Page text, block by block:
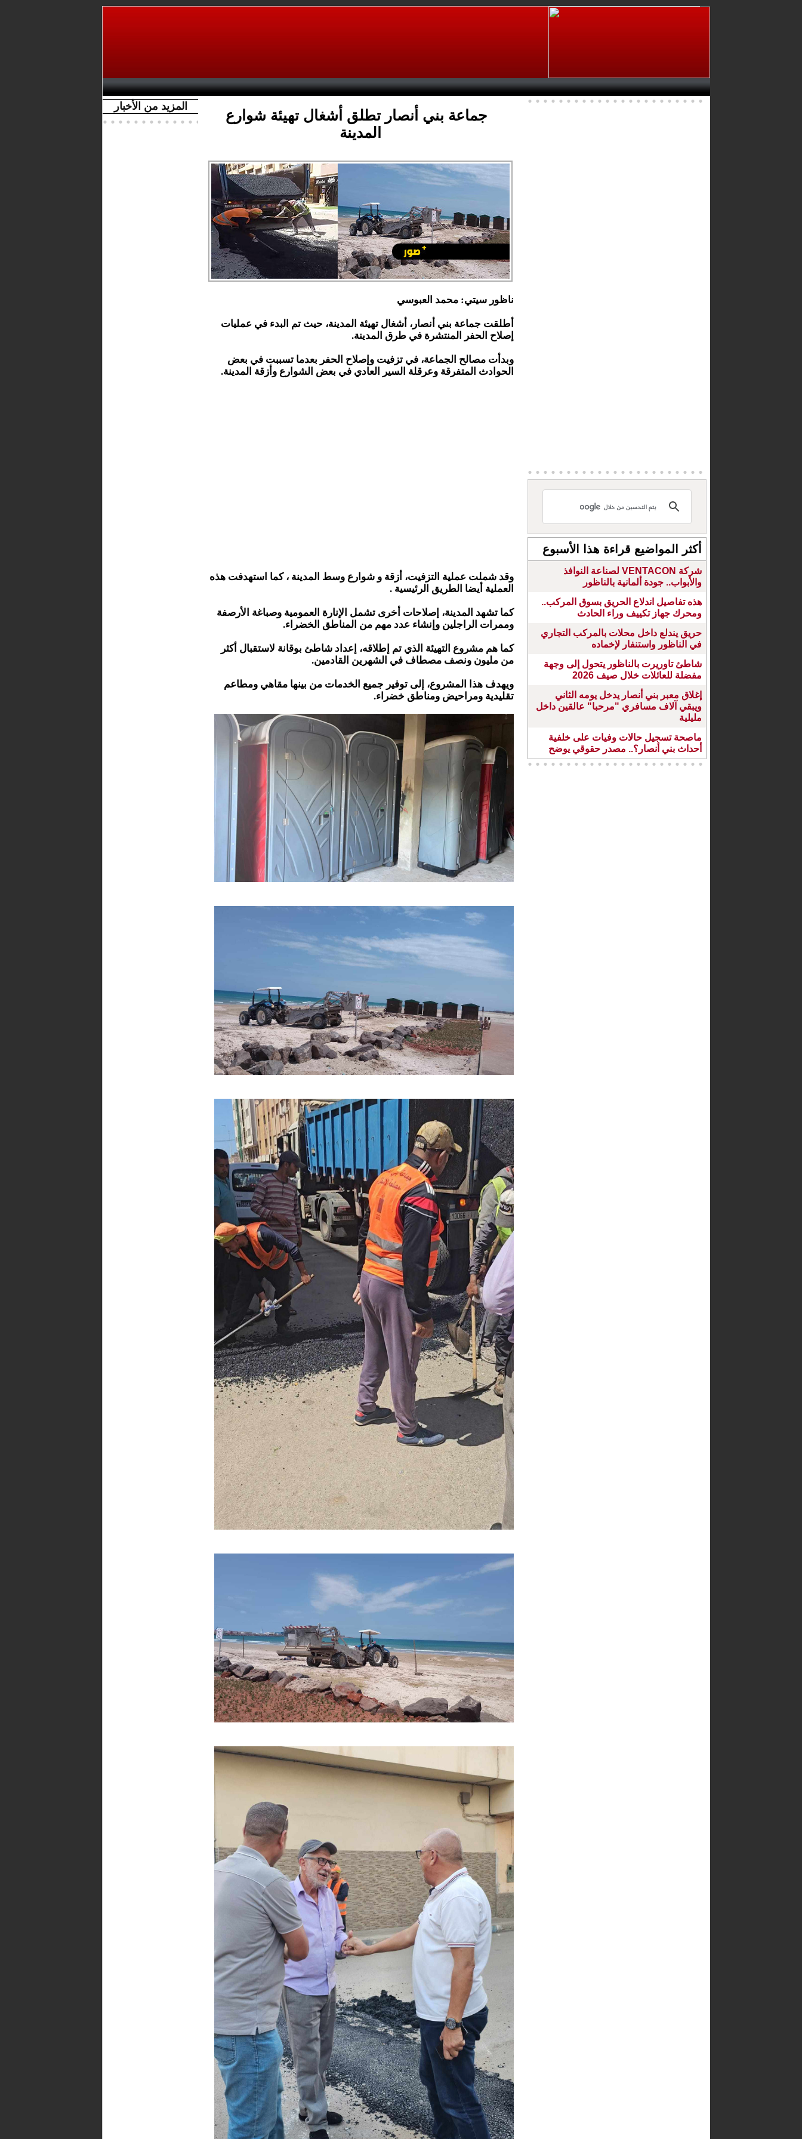
المزيد من الأخبار
جماعة بني أنصار تطلق أشغال تهيئة شوارع
المدينة
ناظور سيتي: محمد العبوسي
أطلقت جماعة بني أنصار، أشغال تهيئة المدينة، حيث تم البدء في عمليات
إصلاح الحفر المنتشرة في طرق المدينة.
وبدأت مصالح الجماعة، في تزفيت وإصلاح الحفر بعدما تسببت في بعض
الحوادث المتفرقة وعرقلة السير العادي في بعض الشوارع وأزقة المدينة.
وقد شملت عملية التزفيت، أزقة و شوارع وسط المدينة ، كما استهدفت هذه
العملية أيضا الطريق الرئيسية .
كما تشهد المدينة، إصلاحات أخرى تشمل الإنارة العمومية وصباغة الأرصفة
وممرات الراجلين وإنشاء عدد مهم من المناطق الخضراء.
كما هم مشروع التهيئة الذي تم إطلاقه، إعداد شاطئ بوقانة لاستقبال أكثر
من مليون ونصف مصطاف في الشهرين القادمين.
ويهدف هذا المشروع، إلى توفير جميع الخدمات من بينها مقاهي ومطاعم
تقليدية ومراحيض ومناطق خضراء.
أكثر المواضيع قراءة هذا الأسبوع
شركة VENTACON لصناعة النوافذ
والأبواب.. جودة ألمانية بالناظور
هذه تفاصيل اندلاع الحريق بسوق المركب..
ومحرك جهاز تكييف وراء الحادث
حريق يندلع داخل محلات بالمركب التجاري
في الناظور واستنفار لإخماده
شاطئ تاوريرت بالناظور يتحول إلى وجهة
مفضلة للعائلات خلال صيف 2026
إغلاق معبر بني أنصار يدخل يومه الثاني
ويبقي آلاف مسافري "مرحبا" عالقين داخل
مليلية
ماصحة تسجيل حالات وفيات على خلفية
أحداث بني أنصار؟.. مصدر حقوقي يوضح